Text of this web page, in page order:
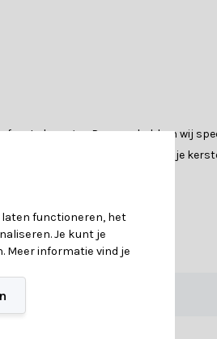
te brengen. Daarom hebben wij
guirlandes in huis te halen en je
van beide. De specifieke
Perfect voor een weelderige en
lijken sterk op die van echte
van PE en de volle, zachte structuur
laten functioneren, het
Je kunt je
Meer informatie vind je